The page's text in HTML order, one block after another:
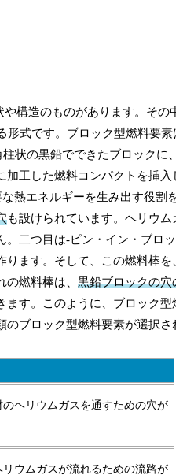
構造のものがあります。そ
式です。ブロック型燃料要
状の黒鉛でできたブロックに、
工した燃料コンパクトを挿
熱エネルギーを生み出す役割
も設けられています。ヘリウ
二つ目は-ピン・イン・ブロ
ます。そして、この燃料棒
燃料棒は、 黒鉛ブロックの
す。このように、ブロック型
ブロック型燃料要素が選択さ
ヘリウムガスを通すための穴が
ウムガスが流れるための流路が